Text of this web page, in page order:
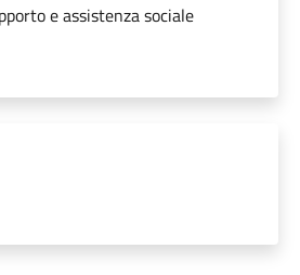
e assistenza sociale